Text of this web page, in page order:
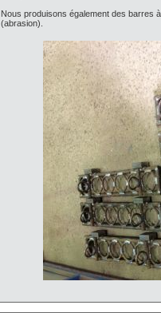
Nous produisons également des barres
(abrasion).